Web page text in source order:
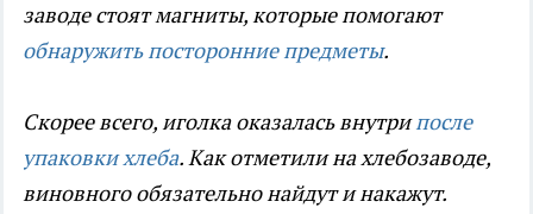
заводе стоят магниты, которые помогают
обнаружить посторонние предметы.
Скорее всего, иголка оказалась внутрипосле
упаковки хлеба. Как отметили на хлебозаводе,
виновного обязательно найдут и накажут.